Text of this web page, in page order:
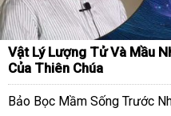
Vật Lý Lượng Tử Và Mầu
Của Thiên Chúa
Bảo Bọc Mầm Sống Trước